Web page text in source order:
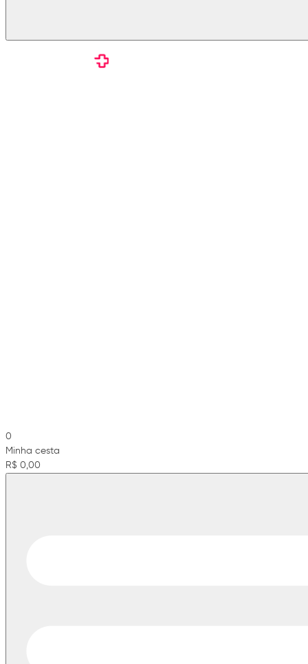
0
Minha cesta
R$ 0,00